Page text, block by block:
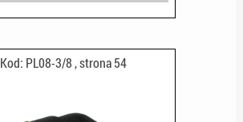
Kod: PL08-3/8 , strona 54